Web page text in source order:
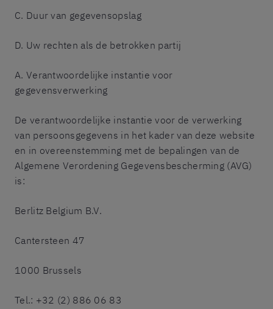
C. Duur van gegevensopslag
D. Uw rechten als de betrokken partij
A. Verantwoordelijke instantie voor
gegevensverwerking
De verantwoordelijke instantie voor de verwerking
van persoonsgegevens in het kader van deze website
en in overeenstemming met de bepalingen van de
Algemene Verordening Gegevensbescherming (AVG)
is:
Berlitz Belgium B.V.
Cantersteen 47
1000 Brussels
Tel.: +32 (2) 886 06 83